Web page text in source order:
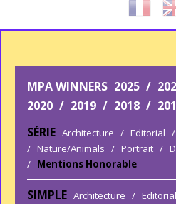
MPA WINNERS 2025 /
2020 / 2019 / 2018 /
SÉRIE Architecture / Editorial /
/ Nature/Animals / Portrait /
/ Mentions Honorable
SIMPLE Architecture / Editorial